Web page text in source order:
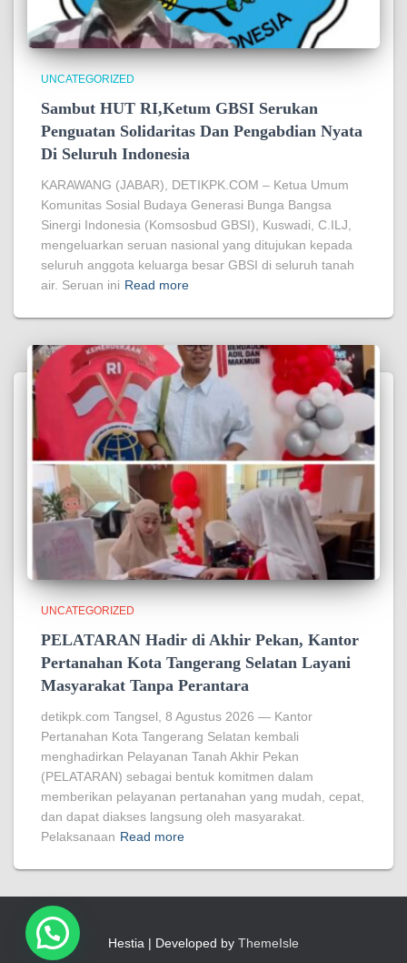
UNCATEGORIZED
Sambut HUT RI,Ketum GBSI Serukan
Penguatan Solidaritas Dan Pengabdian Nyata
Di Seluruh Indonesia
KARAWANG (JABAR), DETIKPK.COM – Ketua Umum
Komunitas Sosial Budaya Generasi Bunga Bangsa
Sinergi Indonesia (Komsosbud GBSI), Kuswadi, C.ILJ,
mengeluarkan seruan nasional yang ditujukan kepada
seluruh anggota keluarga besar GBSI di seluruh tanah
air. Seruan ini Read more
UNCATEGORIZED
PELATARAN Hadir di Akhir Pekan, Kantor
Pertanahan Kota Tangerang Selatan Layani
Masyarakat Tanpa Perantara
detikpk.com Tangsel, 8 Agustus 2026 — Kantor
Pertanahan Kota Tangerang Selatan kembali
menghadirkan Pelayanan Tanah Akhir Pekan
(PELATARAN) sebagai bentuk komitmen dalam
memberikan pelayanan pertanahan yang mudah, cepat,
dan dapat diakses langsung oleh masyarakat.
Pelaksanaan Read more
Hestia | Developed by ThemeIsle